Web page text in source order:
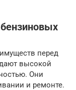
перед
высокой
Они
и ремонте.